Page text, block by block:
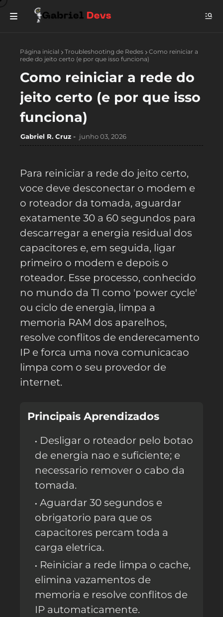
Página inicial Troubleshooting de Redes
Como reiniciar a
rede do jeito certo (e por que isso funciona)
Como reiniciar a rede do
jeito certo (e por que isso
funciona)
Gabriel R. Cruz junho 03, 2026
Para reiniciar a rede do jeito certo,
voce deve desconectar o modem e
o roteador da tomada, aguardar
exatamente 30 a 60 segundos para
descarregar a energia residual dos
capacitores e, em seguida, ligar
primeiro o modem e depois o
roteador. Esse processo, conhecido
no mundo da TI como 'power cycle'
ou ciclo de energia, limpa a
memoria RAM dos aparelhos,
resolve conflitos de enderecamento
IP e forca uma nova comunicacao
limpa com o seu provedor de
internet.
Principais Aprendizados
Desligar o roteador pelo botao
de energia nao e suficiente; e
necessario remover o cabo da
tomada.
Aguardar 30 segundos e
obrigatorio para que os
capacitores percam toda a
carga eletrica.
Reiniciar a rede limpa o cache,
elimina vazamentos de
memoria e resolve conflitos de
IP automaticamente.